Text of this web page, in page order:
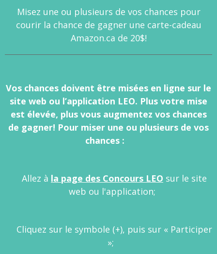
Misez une ou plusieurs de vos chances pour
courir la chance de gagner une carte-cadeau
Amazon.ca de 20$!
Vos chances doivent être misées en ligne sur le
site web ou l’application LEO. Plus votre mise
est élevée, plus vous augmentez vos chances
de gagner! Pour miser une ou plusieurs de vos
chances :
Allez à la page des Concours LEO sur le site
web ou l'application;
Cliquez sur le symbole (+), puis sur « Participer
»;